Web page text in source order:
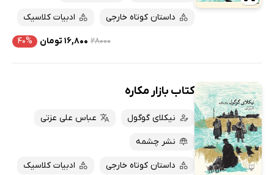
داستان کوتاه خارجی ادبیات کلاسیک
۲۸۰۰۰ ۱۶,۸۰۰ تومان ۴۰%
کتاب بازار مکاره
نیکلای گوگول عباس علی عزتی
نشر چشمه
داستان کوتاه خارجی ادبیات کلاسیک